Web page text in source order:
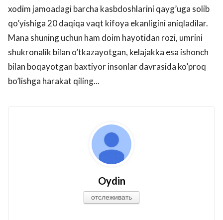
xodim jamoadagi barcha kasbdoshlarini qayg’uga solib
qo’yishiga 20 daqiqa vaqt kifoya ekanligini aniqladilar.
Mana shuning uchun ham doim hayotidan rozi, umrini
shukronalik bilan o’tkazayotgan, kelajakka esa ishonch
bilan boqayotgan baxtiyor insonlar davrasida ko’proq
bo’lishga harakat qiling...
Oydin
отслеживать